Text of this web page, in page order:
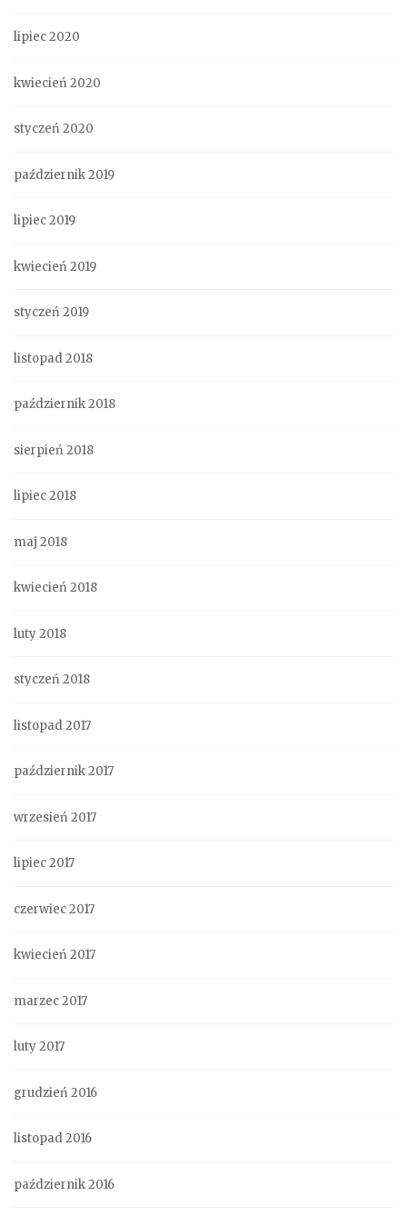
lipiec 2020
kwiecień 2020
styczeń 2020
październik 2019
lipiec 2019
kwiecień 2019
styczeń 2019
listopad 2018
październik 2018
sierpień 2018
lipiec 2018
maj 2018
kwiecień 2018
luty 2018
styczeń 2018
listopad 2017
październik 2017
wrzesień 2017
lipiec 2017
czerwiec 2017
kwiecień 2017
marzec 2017
luty 2017
grudzień 2016
listopad 2016
październik 2016